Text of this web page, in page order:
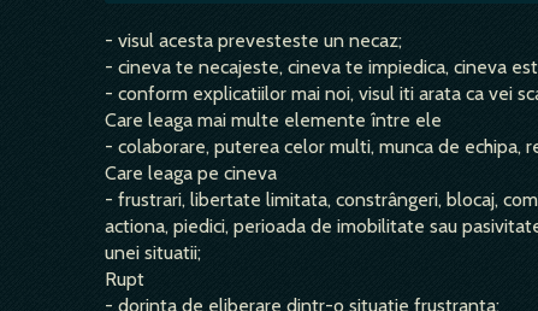
- visul acesta prevesteste un necaz;
- cineva te necajeste, cineva te impiedica, cineva
- conform explicatiilor mai noi, visul iti arata ca vei
Care leaga mai multe elemente între ele
- colaborare, puterea celor multi, munca de echipa,
Care leaga pe cineva
- frustrari, libertate limitata, constrângeri, blocaj,
actiona, piedici, perioada de imobilitate sau
unei situatii;
Rupt
- dorinta de eliberare dintr-o situatie frustranta;